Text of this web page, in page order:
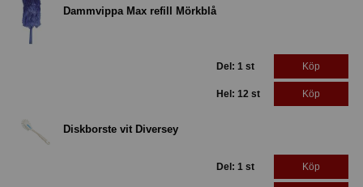
Dammvippa Max refill Mörkblå
Del: 1 st Köp
Hel: 12 st Köp
Diskborste vit Diversey
Del: 1 st Köp